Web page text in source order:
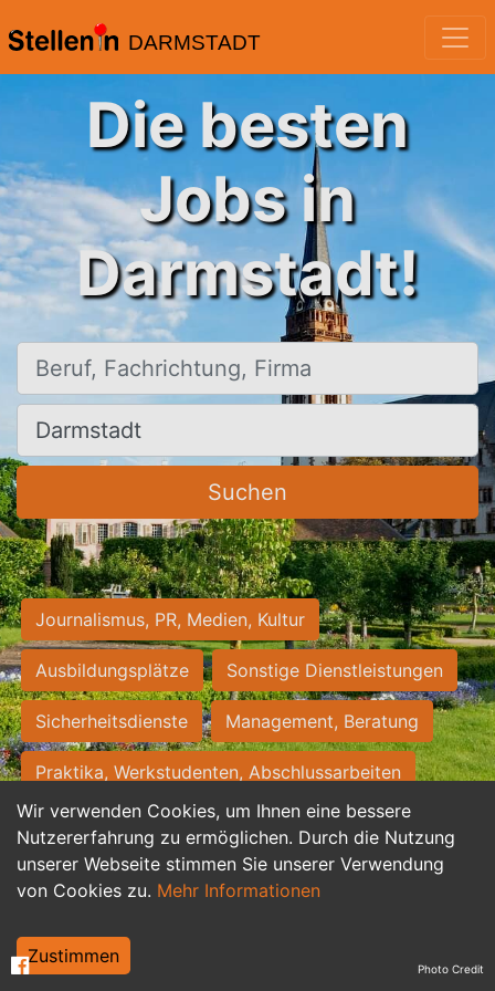
DARMSTADT
Wir verwenden Cookies, um Ihnen eine bessere
Nutzererfahrung zu ermöglichen. Durch die Nutzung
unserer Webseite stimmen Sie unserer Verwendung
von Cookies zu. Mehr Informationen
Zustimmen
Die besten
Jobs in
Darmstadt!
Beruf, Fachrichtung, Firma
Ort, Stadt
Suchen
Journalismus, PR, Medien, Kultur
Ausbildungsplätze Sonstige Dienstleistungen
Sicherheitsdienste Management, Beratung
Praktika, Werkstudenten, Abschlussarbeiten
Personalwesen Assistenz, Sekretariat
Hilfskräfte, Aushilfs- und Nebenjobs
Weiterbildung, Studium, duale Ausbildung Photo Credit